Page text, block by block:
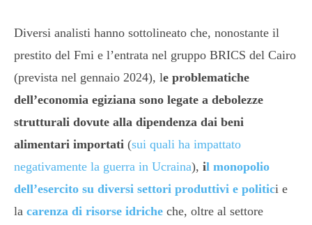
Diversi analisti hanno sottolineato che, nonostante il
prestito del Fmi e l’entrata nel gruppo BRICS del Cairo
(prevista nel gennaio 2024), le problematiche
dell’economia egiziana sono legate a debolezze
strutturali dovute alla dipendenza dai beni
alimentari importati (sui quali ha impattato
negativamente la guerra in Ucraina), il monopolio
dell’esercito su diversi settori produttivi e politici e
la carenza di risorse idriche che, oltre al settore